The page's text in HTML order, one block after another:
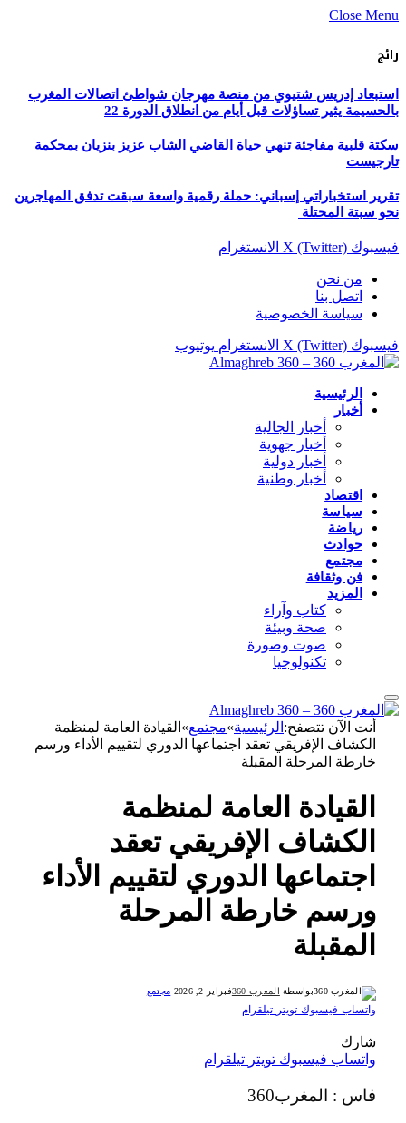
Close Menu
رائج
استبعاد إدريس شتيوي من منصة مهرجان شواطئ اتصالات المغرب
بالحسيمة يثير تساؤلات قبل أيام من انطلاق الدورة 22
سكتة قلبية مفاجئة تنهي حياة القاضي الشاب عزيز بنزيان بمحكمة
تارجيست
تقرير استخباراتي إسباني: حملة رقمية واسعة سبقت تدفق المهاجرين
نحو سبتة المحتلة
فيسبوك X (Twitter) الانستغرام
من نحن
اتصل بنا
سياسة الخصوصية
فيسبوك X (Twitter) الانستغرام يوتيوب
الرئيسية
أخبار
أخبار الجالية
أخبار جهوية
أخبار دولية
أخبار وطنية
اقتصاد
سياسة
رياضة
حوادث
مجتمع
فن وثقافة
المزيد
كتاب وآراء
صحة وبيئة
صوت وصورة
تكنولوجيا
أنت الآن تتصفح: الرئيسية»مجتمع» القيادة العامة لمنظمة
الكشاف الإفريقي تعقد اجتماعها الدوري لتقييم الأداء ورسم
خارطة المرحلة المقبلة
القيادة العامة لمنظمة
الكشاف الإفريقي تعقد
اجتماعها الدوري لتقييم الأداء
ورسم خارطة المرحلة
المقبلة
بواسطة المغرب 360 فبراير 2, 2026 مجتمع
واتساب فيسبوك تويتر تيلقرام
شارك
واتساب فيسبوك تويتر تيلقرام
فاس : المغرب360